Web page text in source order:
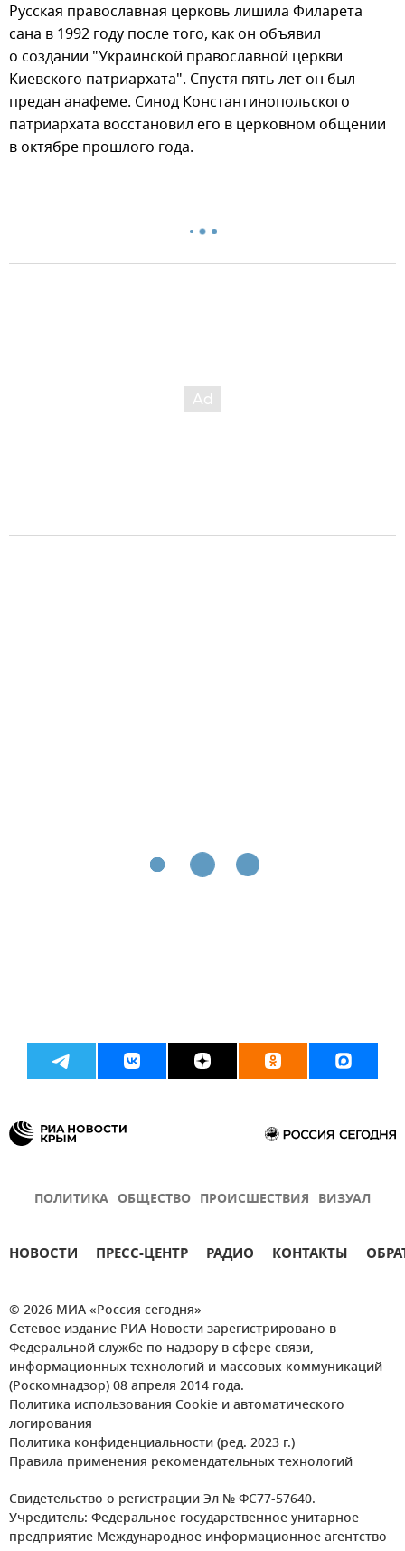
Русская православная церковь лишила Филарета
сана в 1992 году после того, как он объявил
о создании "Украинской православной церкви
Киевского патриархата". Спустя пять лет он был
предан анафеме. Синод Константинопольского
патриархата восстановил его в церковном общении
в октябре прошлого года.
ПОЛИТИКА ОБЩЕСТВО ПРОИСШЕСТВИЯ ВИЗУАЛ
НОВОСТИ ПРЕСС-ЦЕНТР РАДИО КОНТАКТЫ
© 2026 МИА «Россия сегодня»
Сетевое издание РИА Новости зарегистрировано в
Федеральной службе по надзору в сфере связи,
информационных технологий и массовых коммуникаций
(Роскомнадзор) 08 апреля 2014 года.
Политика использования Cookie и автоматического
логирования
Политика конфиденциальности (ред. 2023 г.)
Правила применения рекомендательных технологий
Свидетельство о регистрации Эл № ФС77-57640.
Учредитель: Федеральное государственное унитарное
предприятие Международное информационное агентство